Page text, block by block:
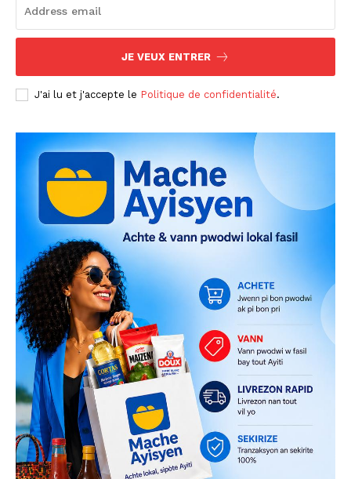
JE VEUX ENTRER
J'ai lu et j'accepte le Politique de confidentialité.